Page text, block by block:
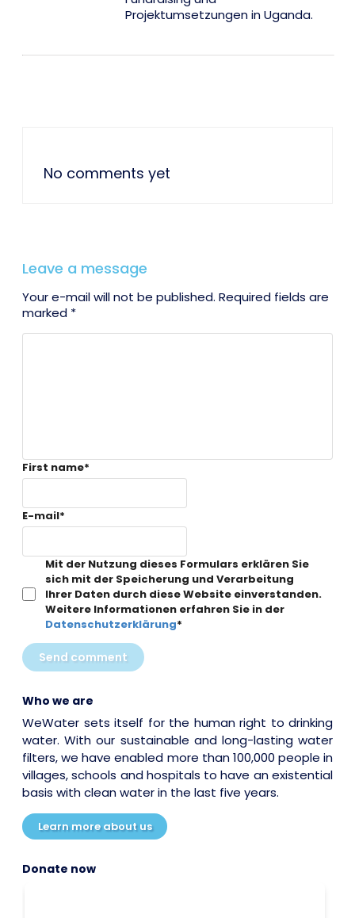
Projektumsetzungen in Uganda.
No comments yet
Leave a message
Your e-mail will not be published. Required fields are
marked *
First name*
E-mail*
Mit der Nutzung dieses Formulars erklären Sie
sich mit der Speicherung und Verarbeitung
Ihrer Daten durch diese Website einverstanden.
Weitere Informationen erfahren Sie in der
Datenschutzerklärung*
Send comment
Who we are
WeWater sets itself for the human right to drinking
water. With our sustainable and long-lasting water
filters, we have enabled more than 100,000 people in
villages, schools and hospitals to have an existential
basis with clean water in the last five years.
Learn more about us
Donate now